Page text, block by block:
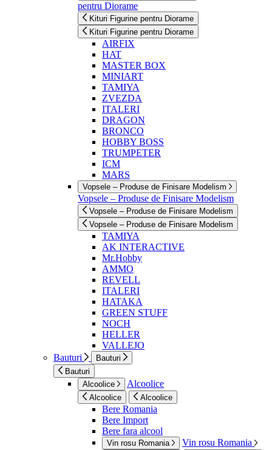
pentru Diorame
Kituri Figurine pentru Diorame
Kituri Figurine pentru Diorame
AIRFIX
HAT
MASTER BOX
MINIART
TAMIYA
ZVEZDA
ITALERI
DRAGON
BRONCO
HOBBY BOSS
TRUMPETER
ICM
MARS
Vopsele – Produse de Finisare Modelism
Vopsele – Produse de Finisare Modelism
Vopsele – Produse de Finisare Modelism
Vopsele – Produse de Finisare Modelism
TAMIYA
AK INTERACTIVE
Mr.Hobby
AMMO
REVELL
ITALERI
HATAKA
GREEN STUFF
NOCH
HELLER
VALLEJO
Bauturi
Bauturi
Bauturi
Alcoolice
Alcoolice
Alcoolice Alcoolice
Bere Romania
Bere Import
Bere fara alcool
Vin rosu Romania Vin rosu Romania